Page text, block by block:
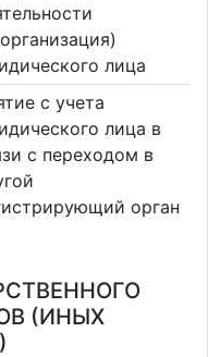
лица
с учета
лица в
с переходом в
орган
(ИНЫХ